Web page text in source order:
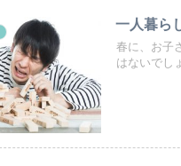
一人暮ら
春に、お子
はないでし